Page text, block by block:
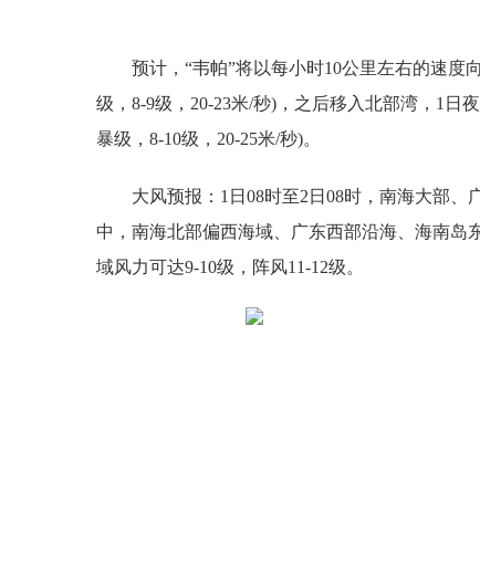
预计，“韦帕”将以每小时10公里左右的速度
级，8-9级，20-23米/秒)，之后移入北部湾，1日
暴级，8-10级，20-25米/秒)。
大风预报：1日08时至2日08时，南海大部、
中，南海北部偏西海域、广东西部沿海、海南岛
域风力可达9-10级，阵风11-12级。